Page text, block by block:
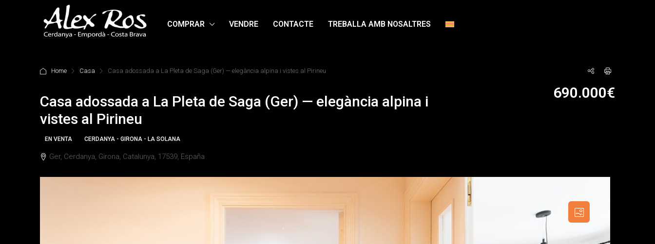
COMPRAR VENDRE CONTACTE TREBALLA AMB NOSALTRES
Home Casa Casa adossada a La Pleta de Saga (Ger) — elegància alpina i vistes al Pirineu
Casa adossada a La Pleta de Saga (Ger) — elegància alpina i
vistes al Pirineu
690.000€
EN VENTA CERDANYA - GIRONA - LA SOLANA
Ger, Cerdanya, Girona, Catalunya, 17539, España